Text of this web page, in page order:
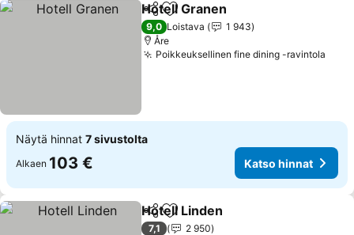
Jaa Lisää suosikkeihin
Hotell Granen
9,0 Loistava
1 943
Åre
Poikkeuksellinen fine dining -ravintola
Näytä hinnat 7 sivustolta
Alkaen 103 € Katso hinnat
Jaa Lisää suosikkeihin
Hotell Linden
7,1
2 950